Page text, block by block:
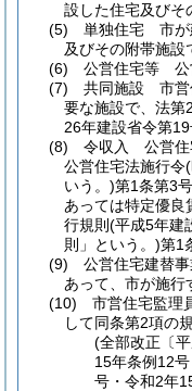
設した住宅及びそ
(5)
単独住宅 市が
及びその附帯施設
(6)
公営住宅等 公
(7)
共同施設 市営
要な施設で、法第
26年建設省令第
(8)
令収入 公営住
公営住宅法施行令
いう。)第1条第3
あっては特定優良
行規則 (平成5年建
則」という。)第1
(9)
公営住宅建替
あって、市が施行
(10)
市営住宅監理
して同条第2項の
(全部改正〔
15年条例12
号・令和2年